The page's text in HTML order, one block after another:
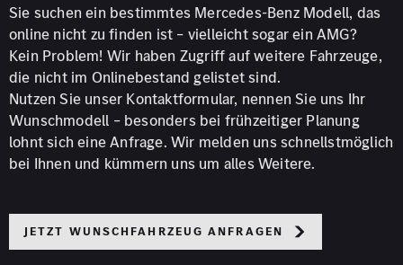
Sie suchen ein bestimmtes Mercedes-Benz Modell, das
online nicht zu finden ist – vielleicht sogar ein AMG?
Kein Problem! Wir haben Zugriff auf weitere Fahrzeuge,
die nicht im Onlinebestand gelistet sind.
Nutzen Sie unser Kontaktformular, nennen Sie uns Ihr
Wunschmodell – besonders bei frühzeitiger Planung
lohnt sich eine Anfrage. Wir melden uns schnellstmöglich
bei Ihnen und kümmern uns um alles Weitere.
Jetzt Wunschfahrzeug anfragen